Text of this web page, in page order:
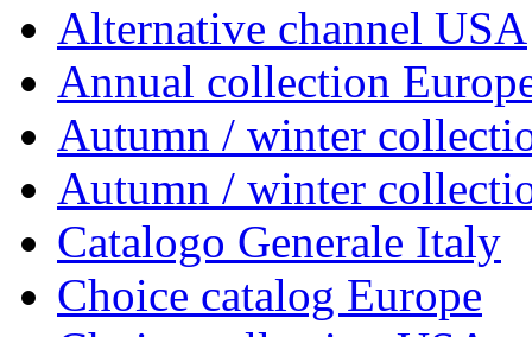
Alternative channel USA
Annual collection
Autumn / winter
Autumn / winter
Catalogo Generale Italy
Choice catalog Europe